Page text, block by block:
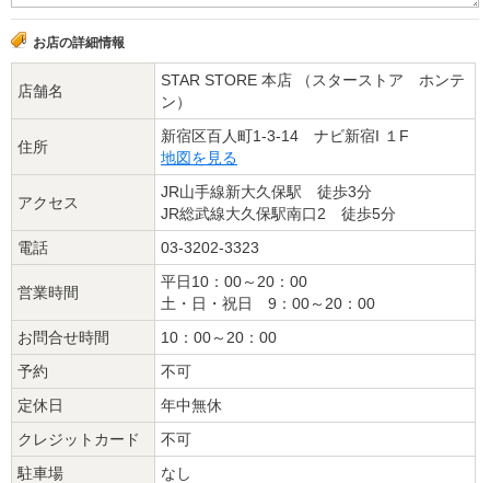
お店の詳細情報
店舗名
STAR STORE 本店 （スターストア ホンテ
ン）
住所
新宿区百人町1-3-14 ナビ新宿I １F
地図を見る
アクセス
JR山手線新大久保駅 徒歩3分
JR総武線大久保駅南口2 徒歩5分
電話
03-3202-3323
営業時間
平日10：00～20：00
土・日・祝日 9：00～20：00
お問合せ時間
10：00～20：00
予約
不可
定休日
年中無休
クレジットカード
不可
駐車場
なし